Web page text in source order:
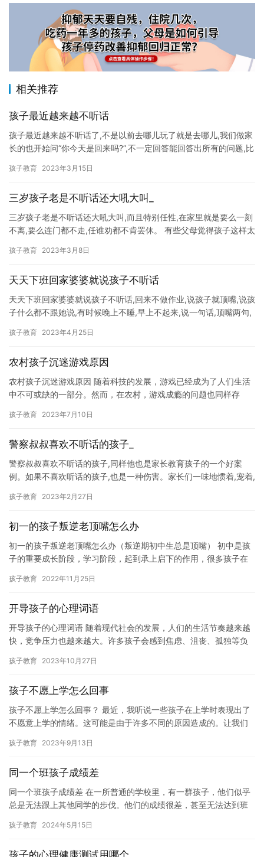
相关推荐
孩子最近越来越不听话
孩子最近越来越不听话了,不是以前去哪儿玩了就是去哪儿,我们做家
长的也开始问“你今天是回来吗?”,不一定回答能回答出所有的问题,比
孩子教育 2023年3月15日
三岁孩子老是不听话还大吼大叫_
三岁孩子老是不听话还大吼大叫,而且特别任性,在家里就是要么一刻
不离,要么连门都不走,任谁劝都不肯罢休。 有些父母觉得孩子这样太
孩子教育 2023年3月8日
天天下班回家婆婆就说孩子不听话
天天下班回家婆婆就说孩子不听话,回来不做作业,说孩子就顶嘴,说孩
子什么都不跟她说,有时候晚上不睡,早上不起来,说一句话,顶嘴两句,
孩子教育 2023年4月25日
农村孩子沉迷游戏原因
农村孩子沉迷游戏原因 随着科技的发展，游戏已经成为了人们生活
中不可或缺的一部分。然而，在农村，游戏成瘾的问题也同样存
领取…
孩子教育 2023年7月10日
警察叔叔喜欢不听话的孩子_
警察叔叔喜欢不听话的孩子,同样他也是家长教育孩子的一个好案
例。如果不喜欢听话的孩子,也是一种伤害。家长们一味地惯着,宠着,
孩子教育 2023年2月27日
初一的孩子叛逆老顶嘴怎么办
初一的孩子叛逆老顶嘴怎么办（叛逆期初中生总是顶嘴） 初中是孩
子的重要成长阶段，学习阶段，起到承上启下的作用，很多孩子在
值青…
孩子教育 2022年11月25日
开导孩子的心理词语
开导孩子的心理词语 随着现代社会的发展，人们的生活节奏越来越
快，竞争压力也越来越大。许多孩子会感到焦虑、沮丧、孤独等负
免…
孩子教育 2023年10月27日
孩子不愿上学怎么回事
孩子不愿上学怎么回事？ 最近，我听说一些孩子在上学时表现出了
不愿意上学的情绪。这可能是由于许多不同的原因造成的。让我们
孩子教育 2023年9月13日
同一个班孩子成绩差
同一个班孩子成绩差 在一所普通的学校里，有一群孩子，他们似乎
总是无法跟上其他同学的步伐。他们的成绩很差，甚至无法达到班
通…
孩子教育 2024年5月15日